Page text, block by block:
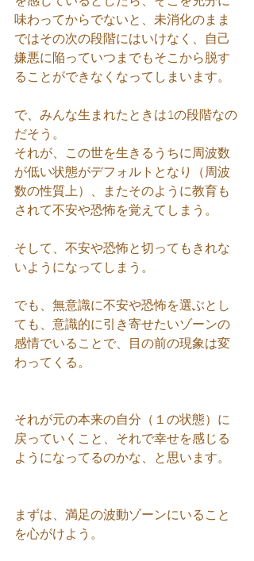
味わってからでないと、未消化のまま
ではその次の段階にはいけなく、自己
嫌悪に陥っていつまでもそこから脱す
ることができなくなってしまいます。
で、みんな生まれたときは1の段階なの
だそう。
それが、この世を生きるうちに周波数
が低い状態がデフォルトとなり（周波
数の性質上）、またそのように教育も
されて不安や恐怖を覚えてしまう。
そして、不安や恐怖と切ってもきれな
いようになってしまう。
でも、無意識に不安や恐怖を選ぶとし
ても、意識的に引き寄せたいゾーンの
感情でいることで、目の前の現象は変
わってくる。
それが元の本来の自分（１の状態）に
戻っていくこと、それで幸せを感じる
ようになってるのかな、と思います。
まずは、満足の波動ゾーンにいること
を心がけよう。